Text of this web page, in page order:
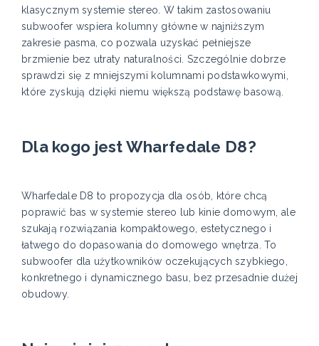
klasycznym systemie stereo. W takim zastosowaniu
subwoofer wspiera kolumny główne w najniższym
zakresie pasma, co pozwala uzyskać pełniejsze
brzmienie bez utraty naturalności. Szczególnie dobrze
sprawdzi się z mniejszymi kolumnami podstawkowymi,
które zyskują dzięki niemu większą podstawę basową.
Dla kogo jest Wharfedale D8?
Wharfedale D8 to propozycja dla osób, które chcą
poprawić bas w systemie stereo lub kinie domowym, ale
szukają rozwiązania kompaktowego, estetycznego i
łatwego do dopasowania do domowego wnętrza. To
subwoofer dla użytkowników oczekujących szybkiego,
konkretnego i dynamicznego basu, bez przesadnie dużej
obudowy.